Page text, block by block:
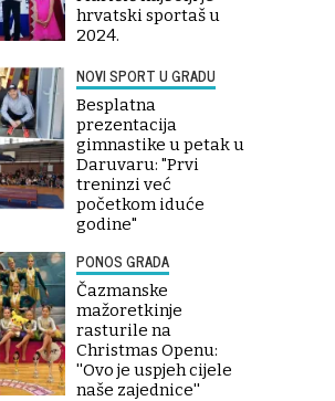
hrvatski sportaš u
2024.
NOVI SPORT U GRADU
Besplatna
prezentacija
gimnastike u petak u
Daruvaru: "Prvi
treninzi već
početkom iduće
godine"
PONOS GRADA
Čazmanske
mažoretkinje
rasturile na
Christmas Openu:
''Ovo je uspjeh cijele
naše zajednice''